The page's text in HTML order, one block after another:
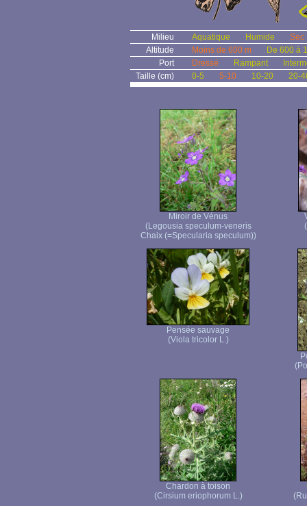
Milieu Aquatique Humide
Sec
Altitude
Moins de 600 m
De 600 à
Port
Dressé Rampant
Taille (cm)
0-5 5-10 10-20 20-
Miroir de Vénus
(Legousia speculum-veneris
Chaix (=Specularia speculum))
Pensée sauvage
(Viola tricolor L.)
Chardon à toison
(Cirsium eriophorum L.)